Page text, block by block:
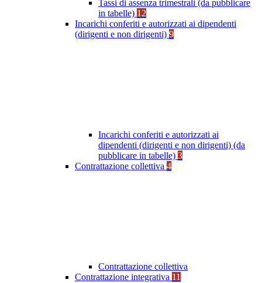
Tassi di assenza trimestrali (da pubblicare
in tabelle) 12
Incarichi conferiti e autorizzati ai dipendenti
(dirigenti e non dirigenti) 9
Incarichi conferiti e autorizzati ai
dipendenti (dirigenti e non dirigenti) (da
pubblicare in tabelle) 3
Contrattazione collettiva 4
Contrattazione collettiva
Contrattazione integrativa 11